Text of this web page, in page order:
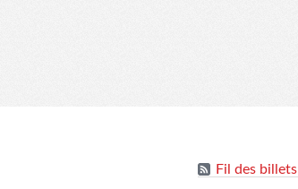
Fil des billets